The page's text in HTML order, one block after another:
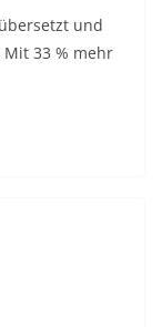
und
33 % mehr